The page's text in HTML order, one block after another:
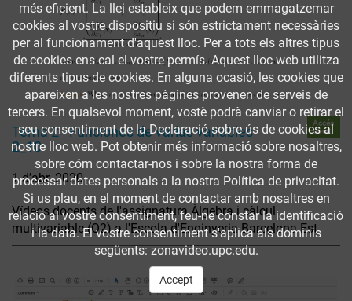
Tema 2 - Funciones de varias variables
2_10
Accés
obert
1 d’abr. 2020
Vídeos docents de l'assignatura Àlgebra i càlcul
multivariable (Q2) a l'Escola d'Enginyeria Barcelona Est
més eficient. La llei estableix que podem emmagatzemar
cookies al vostre dispositiu si són estrictament necessàries
per al funcionament d'aquest lloc. Per a tots els altres tipus
de cookies ens cal el vostre permís. Aquest lloc web utilitza
diferents tipus de cookies. En alguna ocasió, les cookies que
apareixen a les nostres pàgines provenen de serveis de
tercers. En qualsevol moment, vostè podrà canviar o retirar el
seu consentiment de la Declaració sobre ús de cookies al
nostre lloc web. Pot obtenir més informació sobre nosaltres,
sobre cóm contactar-nos i sobre la nostra forma de
processar dates personals a la nostra Política de privacitat.
Si us plau, en el moment de contactar amb nosaltres en
relació al vostre consentiment, feu-ne constar la identificació
i la data. El vostre consentiment s'aplica als dominis
següents: zonavideo.upc.edu.
Accept